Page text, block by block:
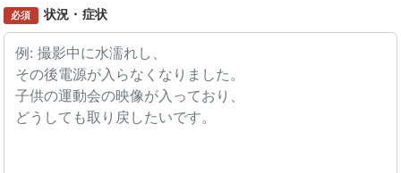
必須 状況・症状